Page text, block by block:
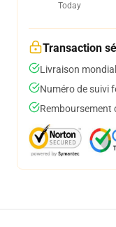
Today
Transaction
Livraison
Numéro de suivi
Remboursement